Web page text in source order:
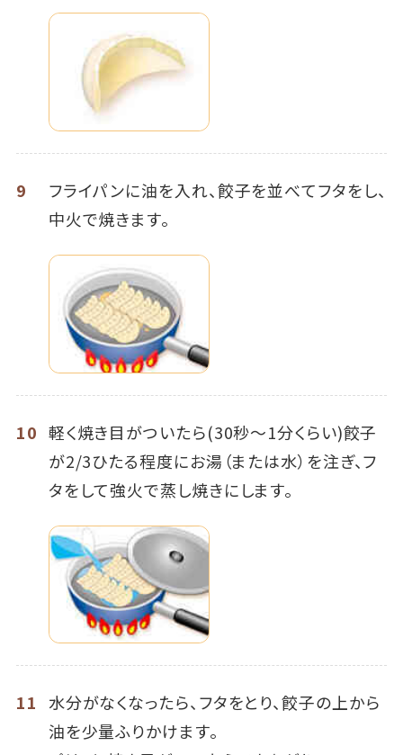
9
フライパンに油を入れ、餃子を並べてフタをし、
中火で焼きます。
10 軽く焼き目がついたら(30秒～1分くらい)餃子
が2/3ひたる程度にお湯（または水）を注ぎ、フ
タをして強火で蒸し焼きにします。
11
水分がなくなったら、フタをとり、餃子の上から
油を少量ふりかけます。